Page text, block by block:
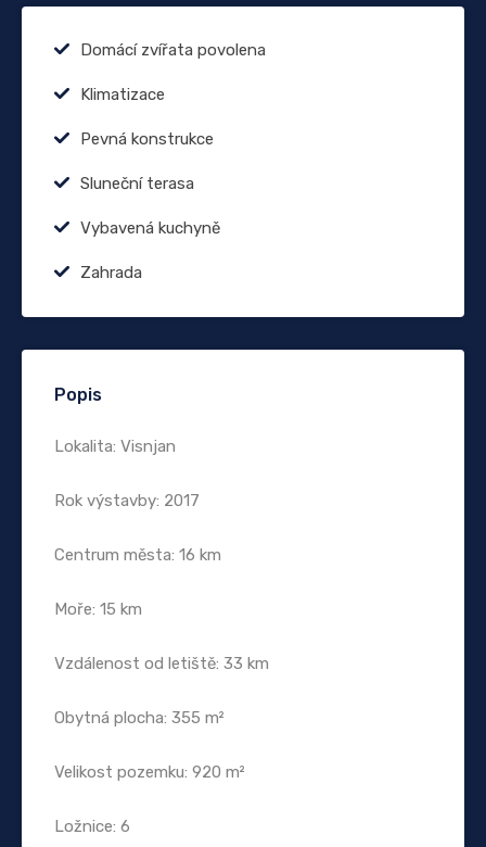
Domácí zvířata povolena
Klimatizace
Pevná konstrukce
Sluneční terasa
Vybavená kuchyně
Zahrada
Popis
Lokalita: Visnjan
Rok výstavby: 2017
Centrum města: 16 km
Moře: 15 km
Vzdálenost od letiště: 33 km
Obytná plocha: 355 m²
Velikost pozemku: 920 m²
Ložnice: 6